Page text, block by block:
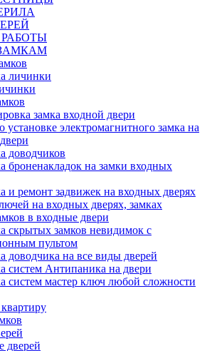
личинки
замка входной двери
установке электромагнитного замка на
доводчиков
броненакладок на замки входных
и ремонт задвижек на входных дверях
на входных дверях, замках
в входные двери
скрытых замков невидимок с
пультом
доводчика на все виды дверей
систем Антипаника на двери
систем мастер ключ любой сложности
дверей